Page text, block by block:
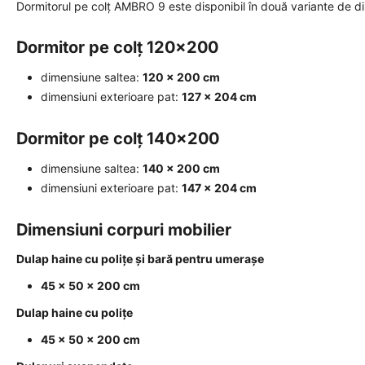
Dormitorul pe colț AMBRO 9 este disponibil în două variante de
Dormitor pe colț 120x200
dimensiune saltea: 120 × 200 cm
dimensiuni exterioare pat: 127 × 204 cm
Dormitor pe colț 140x200
dimensiune saltea: 140 × 200 cm
dimensiuni exterioare pat: 147 × 204 cm
Dimensiuni corpuri mobilier
Dulap haine cu polițe și bară pentru umerașe
45 × 50 × 200 cm
Dulap haine cu polițe
45 × 50 × 200 cm